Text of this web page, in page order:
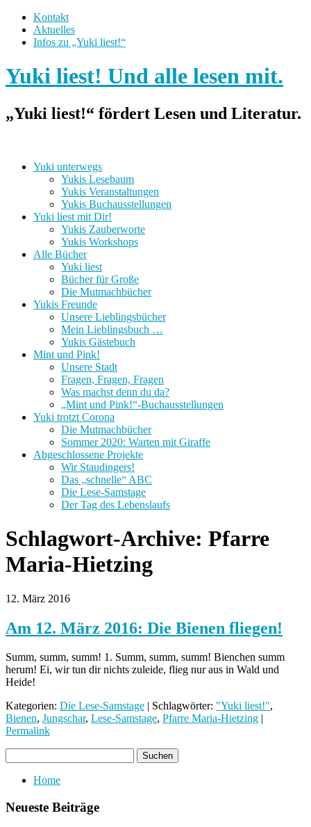
Kontakt
Aktuelles
Infos zu „Yuki liest!“
Yuki liest! Und alle lesen mit.
„Yuki liest!“ fördert Lesen und Literatur.
Yuki unterwegs
Yukis Lesebaum
Yukis Veranstaltungen
Yukis Buchausstellungen
Yuki liest mit Dir!
Yukis Zauberworte
Yukis Workshops
Alle Bücher
Yuki liest
Bücher für Große
Die Mutmachbücher
Yukis Freunde
Unsere Lieblingsbücher
Mein Lieblingsbuch …
Yukis Gästebuch
Mint und Pink!
Unsere Stadt
Fragen, Fragen, Fragen
Was machst denn du da?
„Mint und Pink!“-Buchausstellungen
Yuki trotzt Corona
Die Mutmachbücher
Sommer 2020: Warten mit Giraffe
Abgeschlossene Projekte
Wir Staudingers!
Das „schnelle“ ABC
Die Lese-Samstage
Der Tag des Lebenslaufs
Schlagwort-Archive: Pfarre
Maria-Hietzing
12. März 2016
Am 12. März 2016: Die Bienen fliegen!
Summ, summ, summ! 1. Summ, summ, summ! Bienchen summ
herum! Ei, wir tun dir nichts zuleide, flieg nur aus in Wald und
Heide!
Kategorien: Die Lese-Samstage | Schlagwörter: "Yuki liest!",
Bienen, Jungschar, Lese-Samstage, Pfarre Maria-Hietzing
Permalink
Home
Neueste Beiträge